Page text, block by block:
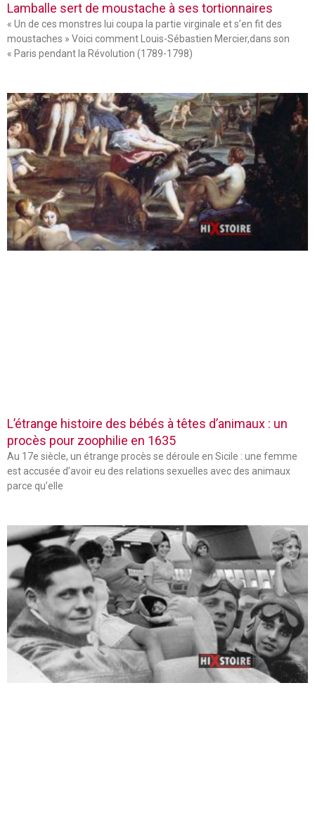
Lamballe sert de moustache à ses tortionnaires
« Un de ces monstres lui coupa la partie virginale et s’en fit des
moustaches » Voici comment Louis-Sébastien Mercier,dans son
« Paris pendant la Révolution (1789-1798)
L’étrange histoire des bébés à têtes d’animaux : un
procès pour zoophilie en 1635
Au 17e siècle, un étrange procès se déroule en Sicile : une femme
est accusée d’avoir eu des relations sexuelles avec des animaux
parce qu’elle